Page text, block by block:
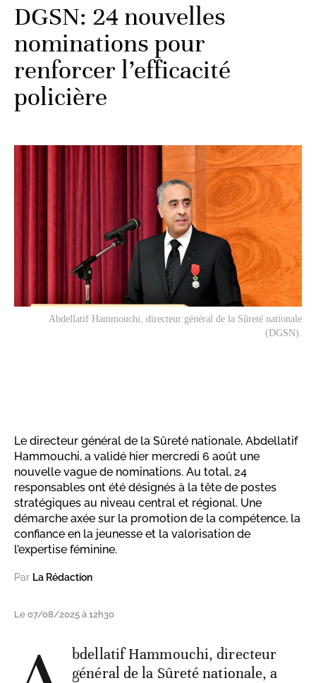
DGSN: 24 nouvelles
nominations pour
renforcer l’efficacité
policière
Abdellatif Hammouchi, directeur général de la Sûreté nationale
(DGSN).
Le directeur général de la Sûreté nationale, Abdellatif
Hammouchi, a validé hier mercredi 6 août une
nouvelle vague de nominations. Au total, 24
responsables ont été désignés à la tête de postes
stratégiques au niveau central et régional. Une
démarche axée sur la promotion de la compétence, la
confiance en la jeunesse et la valorisation de
l’expertise féminine.
Par La Rédaction
Le 07/08/2025 à 12h30
bdellatif Hammouchi, directeur
général de la Sûreté nationale, a